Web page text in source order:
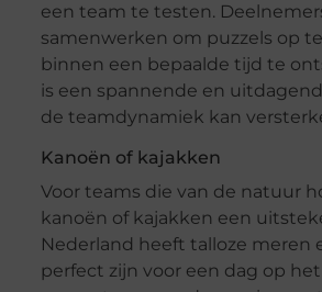
een team te testen.
samenwerken om puzzels op
binnen een bepaalde tijd te
is een spannende en
de teamdynamiek kan
Kanoën of kajakken
Voor teams die van de natuur
kanoën of kajakken een
Nederland heeft talloze meren
perfect zijn voor een dag op